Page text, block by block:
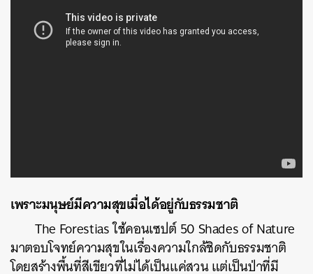
เพราะมนุษย์มีความสุขเมื่อได้อยู่กับธรรมชาติ
The Forestias ใช้คอนเซปต์ 50 Shades of Nature
มาตอบโจทย์ความสุขในเรื่องความใกล้ชิดกับธรรมชาติ
โดยสร้างพื้นที่สีเขียวที่ไม่ได้เป็นแค่สวน แต่เป็นป่าที่มี